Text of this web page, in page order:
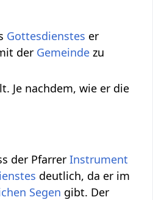
Gottesdienstes er
der Gemeinde zu
Je nachdem, wie er die
der PfarrerInstrument
deutlich, da er im
Segen gibt. Der